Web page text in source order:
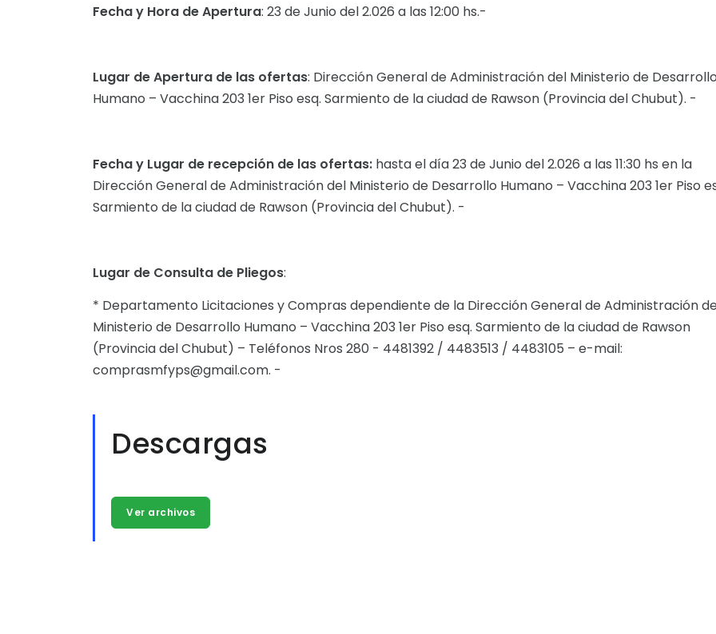
Fecha y Hora de Apertura: 23 de Junio del 2.026 a las 12:00 hs.-
Lugar de Apertura de las ofertas: Dirección General de Administración del Ministerio de
Humano – Vacchina 203 1er Piso esq. Sarmiento de la ciudad de Rawson (Provincia del Chubut). -
Fecha y Lugar de recepción de las ofertas: hasta el día 23 de Junio del 2.026 a las 11:30 hs en la
Dirección General de Administración del Ministerio de Desarrollo Humano – Vacchina 203 1er Piso
Sarmiento de la ciudad de Rawson (Provincia del Chubut). -
Lugar de Consulta de Pliegos:
* Departamento Licitaciones y Compras dependiente de la Dirección General de Administración
Ministerio de Desarrollo Humano – Vacchina 203 1er Piso esq. Sarmiento de la ciudad de Rawson
(Provincia del Chubut) – Teléfonos Nros 280 - 4481392 / 4483513 / 4483105 – e-mail:
comprasmfyps@gmail.com. -
Descargas
Ver archivos